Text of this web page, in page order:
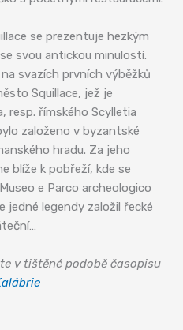
se prezentuje hezkým
svou antickou minulostí.
svazích prvních výběžků
Squillace, jež je
resp. římského Scylletia
založeno v byzantské
hradu. Za jeho
blíže k pobřeží, kde se
e Parco archeologico
jedné legendy založil řecké
v tištěné podobě časopisu